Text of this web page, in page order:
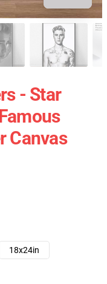
- Star
Canvas
18x24in